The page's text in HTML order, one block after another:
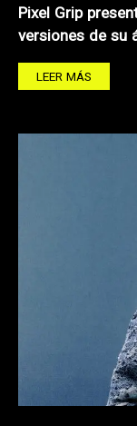
Pixel Grip
versiones de su
LEER MÁS